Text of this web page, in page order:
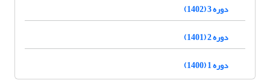
دوره 3 (1402)
دوره 2 (1401)
دوره 1 (1400)